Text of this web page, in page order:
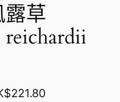
露草
221.80價